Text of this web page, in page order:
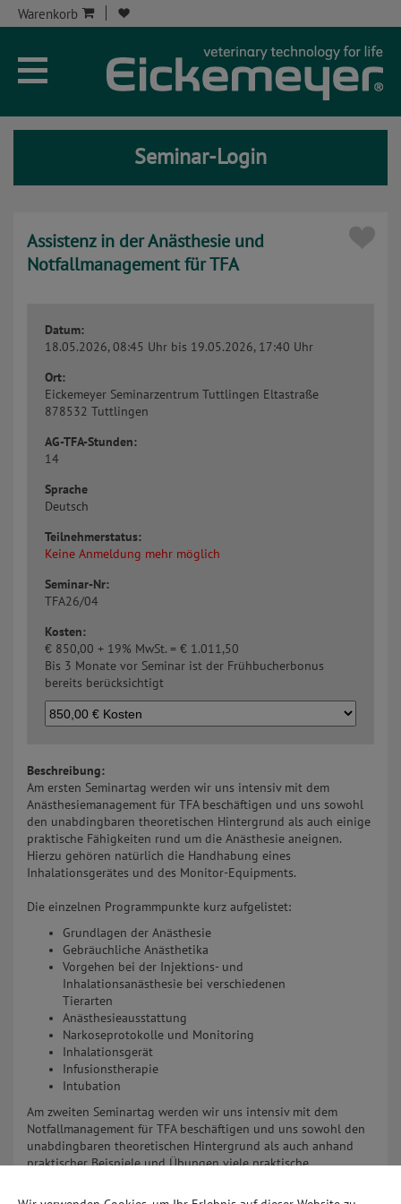
Warenkorb
Seminar-Login
Assistenz in der Anästhesie und
Notfallmanagement für TFA
Datum:
18.05.2026, 08:45 Uhr bis 19.05.2026, 17:40 Uhr
Ort:
Eickemeyer Seminarzentrum Tuttlingen Eltastraße
878532 Tuttlingen
AG-TFA-Stunden:
14
Sprache
Deutsch
Teilnehmerstatus:
Keine Anmeldung mehr möglich
Seminar-Nr:
TFA26/04
Kosten:
€ 850,00 + 19% MwSt. = € 1.011,50
Bis 3 Monate vor Seminar ist der Frühbucherbonus
bereits berücksichtigt
Beschreibung:
Am ersten Seminartag werden wir uns intensiv mit dem
Anästhesiemanagement für TFA beschäftigen und uns sowohl
den unabdingbaren theoretischen Hintergrund als auch einige
praktische Fähigkeiten rund um die Anästhesie aneignen.
Hierzu gehören natürlich die Handhabung eines
Inhalationsgerätes und des Monitor-Equipments.
Die einzelnen Programmpunkte kurz aufgelistet:
Grundlagen der Anästhesie
Gebräuchliche Anästhetika
Vorgehen bei der Injektions- und
Inhalationsanästhesie bei verschiedenen
Tierarten
Anästhesieausstattung
Narkoseprotokolle und Monitoring
Inhalationsgerät
Infusionstherapie
Intubation
Am zweiten Seminartag werden wir uns intensiv mit dem
Notfallmanagement für TFA beschäftigen und uns sowohl den
unabdingbaren theoretischen Hintergrund als auch anhand
praktischer Beispiele und Übungen viele praktische
aneignen. Hierzu gehört auch das Verhalten bei der manchmal
Unternehmen
Aktuelles
Onlineshop